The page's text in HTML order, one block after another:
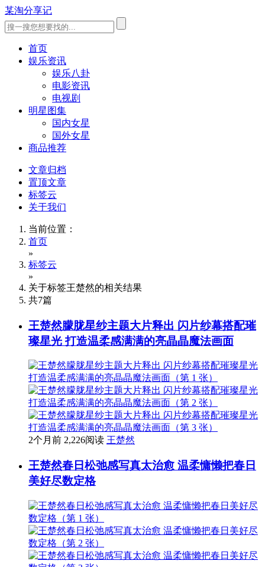
某淘分享记
首页
娱乐资讯
娱乐八卦
电影资讯
电视剧
明星图集
国内女星
国外女星
商品推荐
文章归档
置顶文章
标签云
关于我们
当前位置：
首页
»
标签云
»
关于标签王楚然的相关结果
共7篇
王楚然朦胧星纱主题大片释出 闪片纱幕搭配璀
璨星光 打造温柔感满满的亮晶晶魔法画面
2个月前 2,226阅读 王楚然
王楚然春日松弛感写真太治愈 温柔慵懒把春日
美好尽数定格